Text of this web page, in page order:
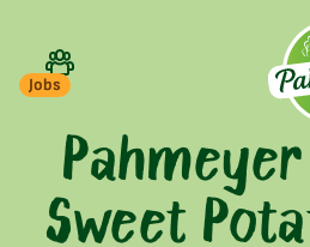
Jobs
Sweet